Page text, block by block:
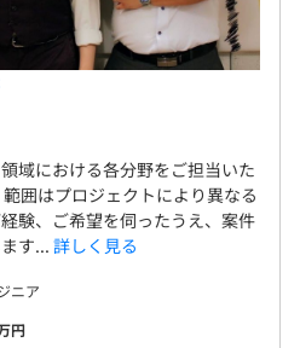
域における各分野をご担当いた
囲はプロジェクトにより異なる
験、ご希望を伺ったうえ、案件
す... 詳しく見る
ニア
円